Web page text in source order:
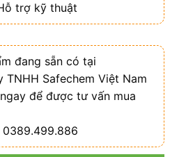
trợ kỹ thuật
đang sẵn có tại
TNHH Safechem Việt Nam
để được tư vấn mua
0389.499.886